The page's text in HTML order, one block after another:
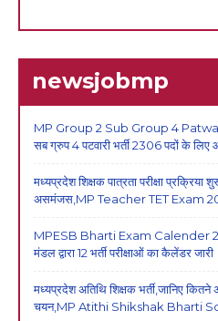
newsjobmp
MP Group 2 Sub Group 4
सब ग्रुप 4 पटवारी भर्ती 2306 पदों के लिए
मध्यप्रदेश शिक्षक पात्रता परीक्षा
असमंजस,MP Teacher TET Exam
MPESB Bharti Exam Calender
मंडल द्वारा 12 भर्ती परीक्षाओं का कैलेंडर जारी
मध्यप्रदेश अतिथि शिक्षक भर्ती,जानिए
चयन,MP Atithi Shikshak Bharti